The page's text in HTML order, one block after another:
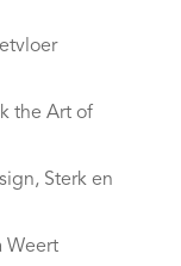
the Art of
Sterk en
Weert